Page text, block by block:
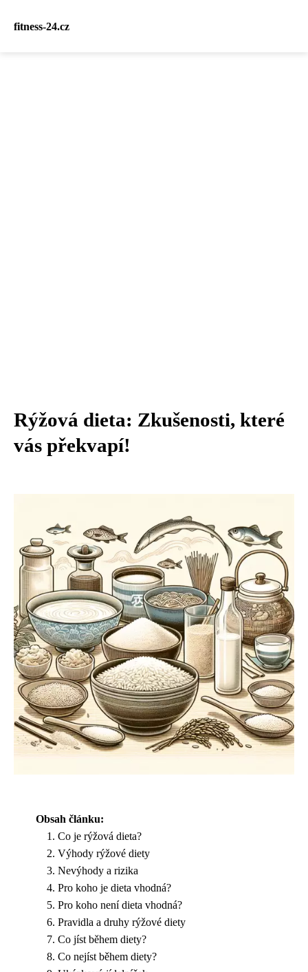
fitness-24.cz
Rýžová dieta: Zkušenosti, které
vás překvapí!
Obsah článku:
Co je rýžová dieta?
Výhody rýžové diety
Nevýhody a rizika
Pro koho je dieta vhodná?
Pro koho není dieta vhodná?
Pravidla a druhy rýžové diety
Co jíst během diety?
Co nejíst během diety?